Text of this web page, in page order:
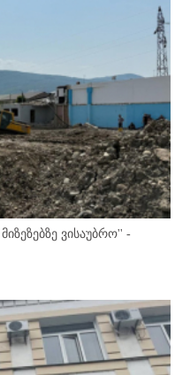
ვისაუბრო'' -